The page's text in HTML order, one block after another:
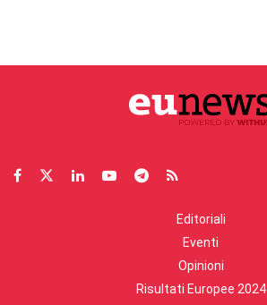
Editoriali
Eventi
Opinioni
Risultati Europee 2024